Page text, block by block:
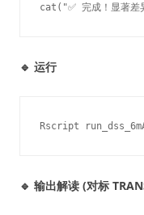
cat("✅ 完成！显著
🔹 运行
Rscript
🔹 输出解读 (对标